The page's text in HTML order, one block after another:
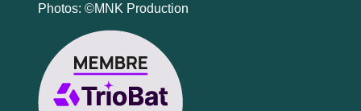
• Pose d'un 2.8kwc
PAYS-BASQUE
Photos: ©MNK Production